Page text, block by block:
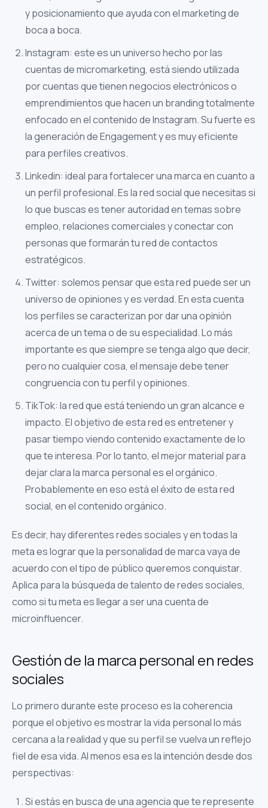
y posicionamiento que ayuda con el marketing de
boca a boca.
Instagram: este es un universo hecho por las
cuentas de micromarketing, está siendo utilizada
por cuentas que tienen negocios electrónicos o
emprendimientos que hacen un branding totalmente
enfocado en el contenido de Instagram. Su fuerte es
la generación de Engagement y es muy eficiente
para perfiles creativos.
Linkedin: ideal para fortalecer una marca en cuanto a
un perfil profesional. Es la red social que necesitas si
lo que buscas es tener autoridad en temas sobre
empleo, relaciones comerciales y conectar con
personas que formarán tu red de contactos
estratégicos.
Twitter: solemos pensar que esta red puede ser un
universo de opiniones y es verdad. En esta cuenta
los perfiles se caracterizan por dar una opinión
acerca de un tema o de su especialidad. Lo más
importante es que siempre se tenga algo que decir,
pero no cualquier cosa, el mensaje debe tener
congruencia con tu perfil y opiniones.
TikTok: la red que está teniendo un gran alcance e
impacto. El objetivo de esta red es entretener y
pasar tiempo viendo contenido exactamente de lo
que te interesa. Por lo tanto, el mejor material para
dejar clara la marca personal es el orgánico.
Probablemente en eso está el éxito de esta red
social, en el contenido orgánico.
Es decir, hay diferentes redes sociales y en todas la
meta es lograr que la personalidad de marca vaya de
acuerdo con el tipo de público queremos conquistar.
Aplica para la búsqueda de talento de redes sociales,
como si tu meta es llegar a ser una cuenta de
microinfluencer.
Gestión de la marca personal en redes
sociales
Lo primero durante este proceso es la coherencia
porque el objetivo es mostrar la vida personal lo más
cercana a la realidad y que su perfil se vuelva un reflejo
fiel de esa vida. Al menos esa es la intención desde dos
perspectivas:
Si estás en busca de una agencia que te represente